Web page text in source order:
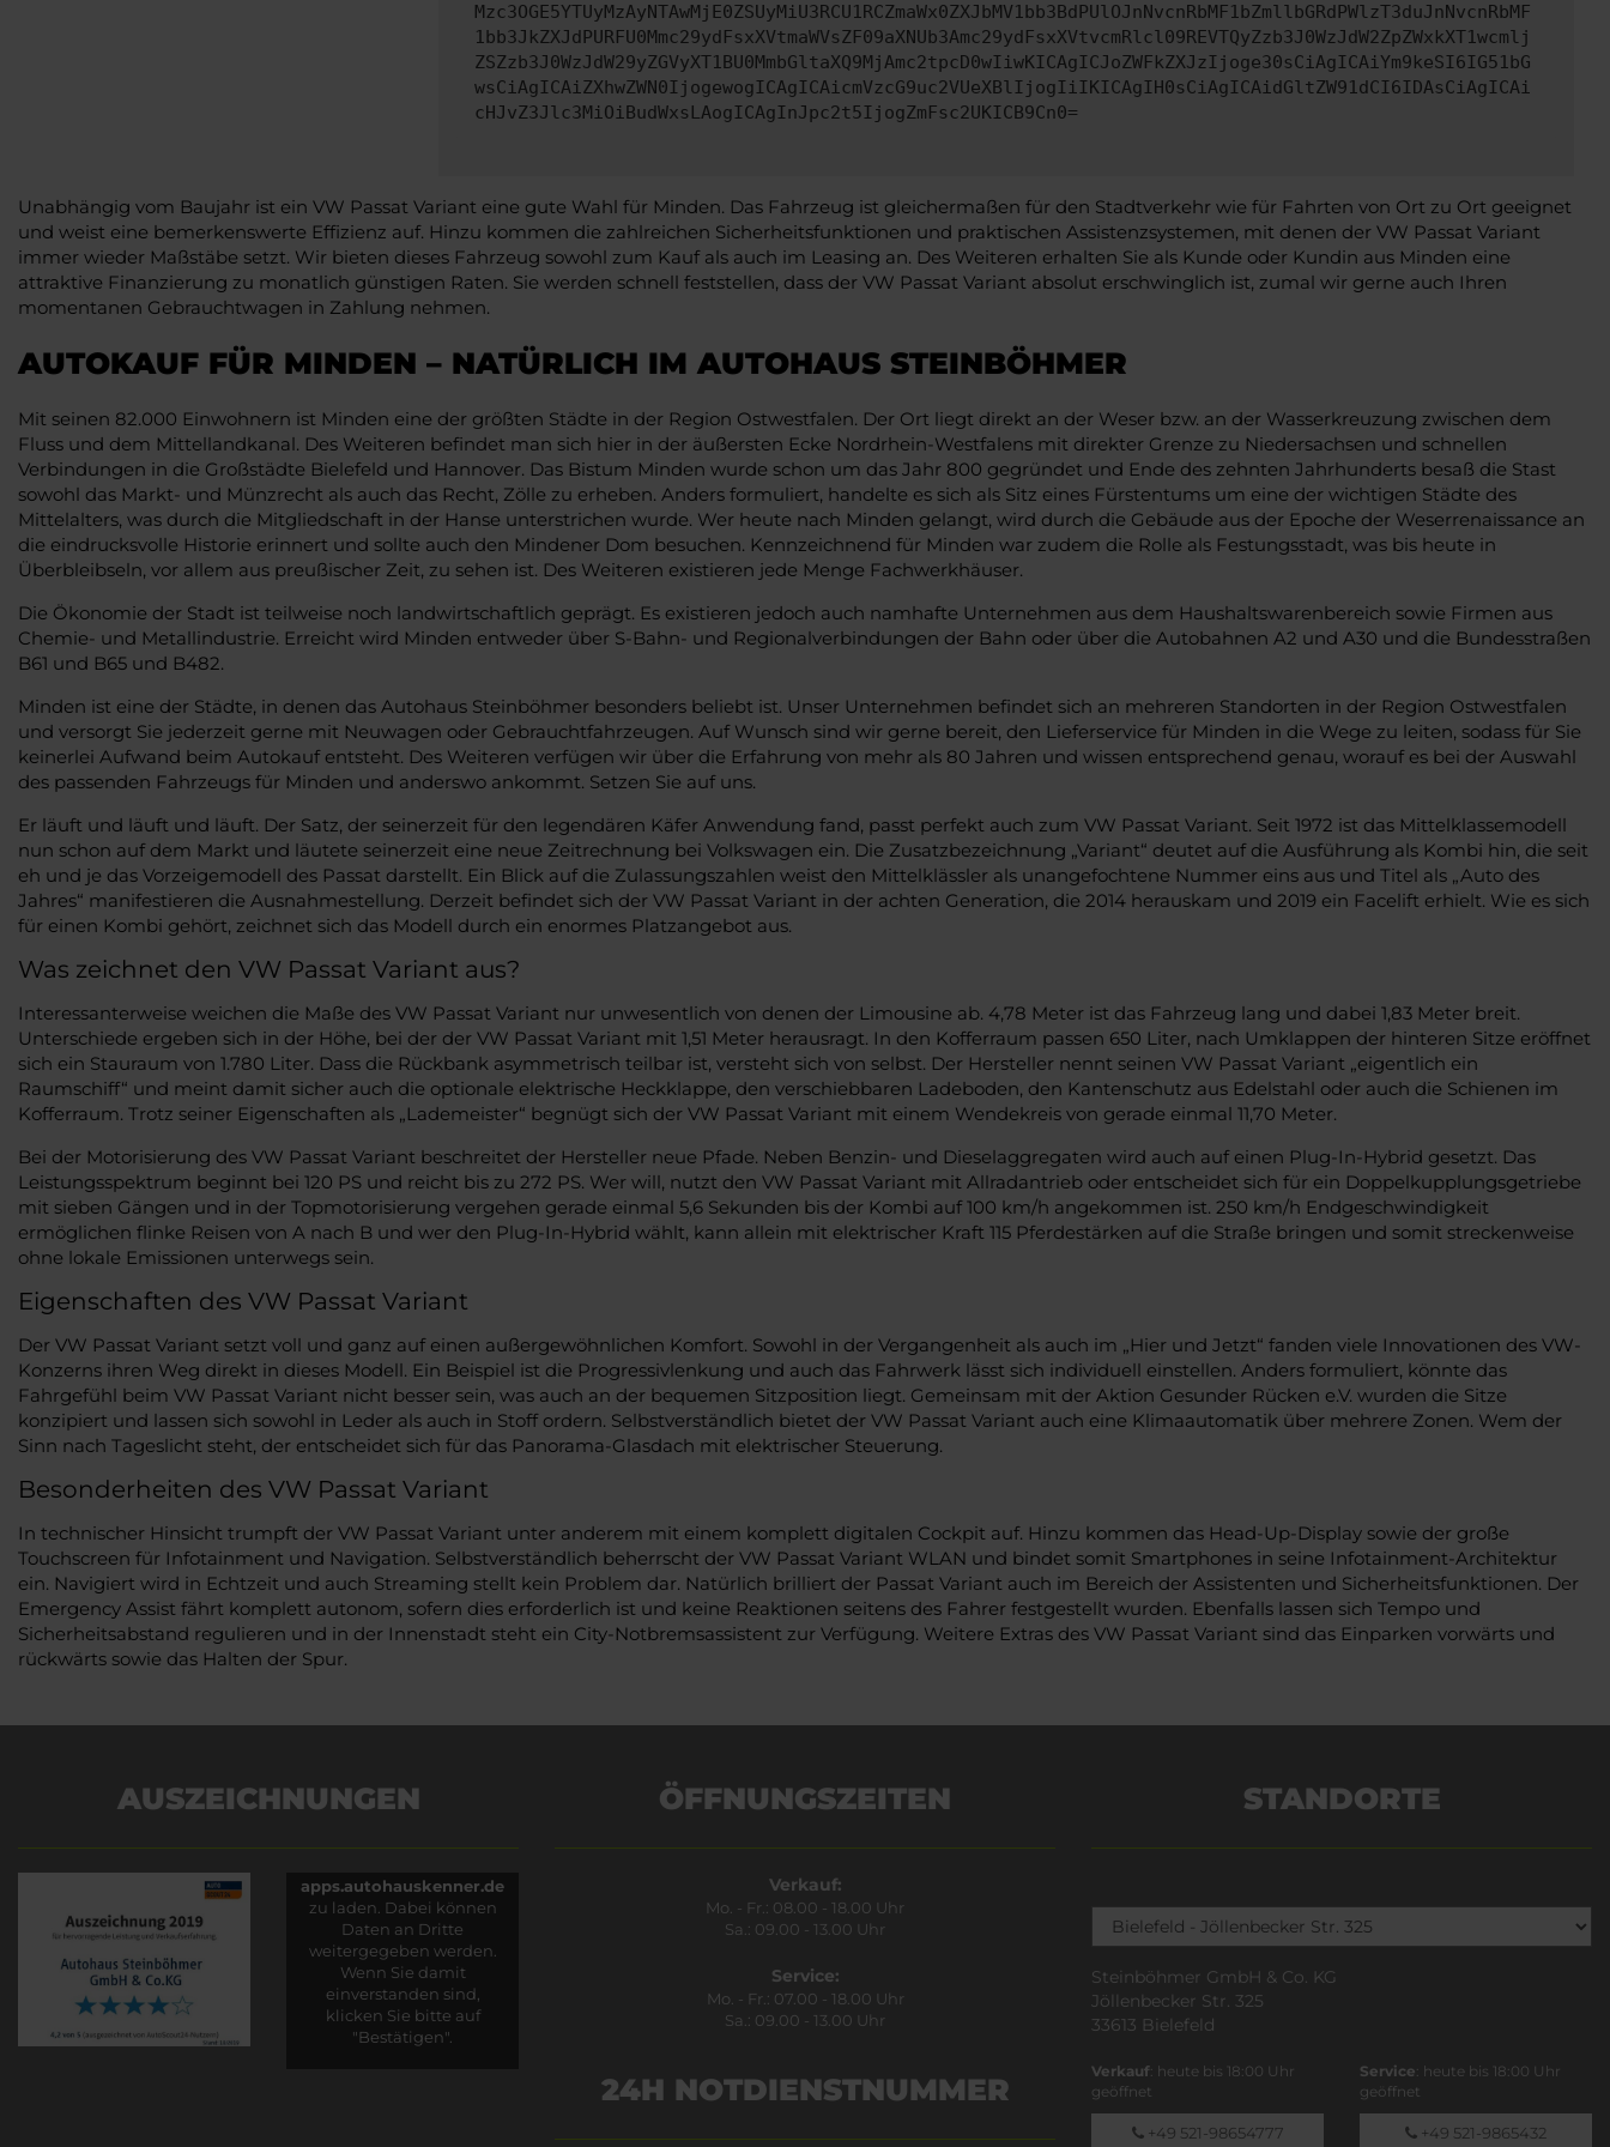
Mzc3OGE5YTUyMzAyNTAwMjE0ZSUyMiU3RCU1RCZmaWx0ZXJbMV1bb3BdPUlOJnNvcnRbMF1bZmllbGRdPWlzT3duJnNvcnRbMF
1bb3JkZXJdPURFU0Mmc29ydFsxXVtmaWVsZF09aXNUb3Amc29ydFsxXVtvcmRlcl09REVTQyZzb3J0WzJdW2ZpZWxkXT1wcmlj
ZSZzb3J0WzJdW29yZGVyXT1BU0MmbGltaXQ9MjAmc2tpcD0wIiwKICAgICJoZWFkZXJzIjoge30sCiAgICAiYm9keSI6IG51bG
wsCiAgICAiZXhwZWN0IjogewogICAgICAicmVzcG9uc2VUeXBlIjogIiIKICAgIH0sCiAgICAidGltZW91dCI6IDAsCiAgICAi
cHJvZ3Jlc3MiOiBudWxsLAogICAgInJpc2t5IjogZmFsc2UKICB9Cn0=
Unabhängig vom Baujahr ist ein VW Passat Variant eine gute Wahl für Minden. Das Fahrzeug ist gleichermaßen für den Stadtverkehr wie für Fahrten von Ort zu Ort geeignet
und weist eine bemerkenswerte Effizienz auf. Hinzu kommen die zahlreichen Sicherheitsfunktionen und praktischen Assistenzsystemen, mit denen der VW Passat Variant
immer wieder Maßstäbe setzt. Wir bieten dieses Fahrzeug sowohl zum Kauf als auch im Leasing an. Des Weiteren erhalten Sie als Kunde oder Kundin aus Minden eine
attraktive Finanzierung zu monatlich günstigen Raten. Sie werden schnell feststellen, dass der VW Passat Variant absolut erschwinglich ist, zumal wir gerne auch Ihren
momentanen Gebrauchtwagen in Zahlung nehmen.
AUTOKAUF FÜR MINDEN – NATÜRLICH IM AUTOHAUS STEINBÖHMER
Mit seinen 82.000 Einwohnern ist Minden eine der größten Städte in der Region Ostwestfalen. Der Ort liegt direkt an der Weser bzw. an der Wasserkreuzung zwischen dem
Fluss und dem Mittellandkanal. Des Weiteren befindet man sich hier in der äußersten Ecke Nordrhein-Westfalens mit direkter Grenze zu Niedersachsen und schnellen
Verbindungen in die Großstädte Bielefeld und Hannover. Das Bistum Minden wurde schon um das Jahr 800 gegründet und Ende des zehnten Jahrhunderts besaß die Stast
sowohl das Markt- und Münzrecht als auch das Recht, Zölle zu erheben. Anders formuliert, handelte es sich als Sitz eines Fürstentums um eine der wichtigen Städte des
Mittelalters, was durch die Mitgliedschaft in der Hanse unterstrichen wurde. Wer heute nach Minden gelangt, wird durch die Gebäude aus der Epoche der Weserrenaissance an
die eindrucksvolle Historie erinnert und sollte auch den Mindener Dom besuchen. Kennzeichnend für Minden war zudem die Rolle als Festungsstadt, was bis heute in
Überbleibseln, vor allem aus preußischer Zeit, zu sehen ist. Des Weiteren existieren jede Menge Fachwerkhäuser.
Die Ökonomie der Stadt ist teilweise noch landwirtschaftlich geprägt. Es existieren jedoch auch namhafte Unternehmen aus dem Haushaltswarenbereich sowie Firmen aus
Chemie- und Metallindustrie. Erreicht wird Minden entweder über S-Bahn- und Regionalverbindungen der Bahn oder über die Autobahnen A2 und A30 und die Bundesstraßen
B61 und B65 und B482.
Minden ist eine der Städte, in denen das Autohaus Steinböhmer besonders beliebt ist. Unser Unternehmen befindet sich an mehreren Standorten in der Region Ostwestfalen
und versorgt Sie jederzeit gerne mit Neuwagen oder Gebrauchtfahrzeugen. Auf Wunsch sind wir gerne bereit, den Lieferservice für Minden in die Wege zu leiten, sodass für Sie
keinerlei Aufwand beim Autokauf entsteht. Des Weiteren verfügen wir über die Erfahrung von mehr als 80 Jahren und wissen entsprechend genau, worauf es bei der Auswahl
des passenden Fahrzeugs für Minden und anderswo ankommt. Setzen Sie auf uns.
Er läuft und läuft und läuft. Der Satz, der seinerzeit für den legendären Käfer Anwendung fand, passt perfekt auch zum VW Passat Variant. Seit 1972 ist das Mittelklassemodell
nun schon auf dem Markt und läutete seinerzeit eine neue Zeitrechnung bei Volkswagen ein. Die Zusatzbezeichnung „Variant“ deutet auf die Ausführung als Kombi hin, die seit
eh und je das Vorzeigemodell des Passat darstellt. Ein Blick auf die Zulassungszahlen weist den Mittelklässler als unangefochtene Nummer eins aus und Titel als „Auto des
Jahres“ manifestieren die Ausnahmestellung. Derzeit befindet sich der VW Passat Variant in der achten Generation, die 2014 herauskam und 2019 ein Facelift erhielt. Wie es sich
für einen Kombi gehört, zeichnet sich das Modell durch ein enormes Platzangebot aus.
Was zeichnet den VW Passat Variant aus?
Interessanterweise weichen die Maße des VW Passat Variant nur unwesentlich von denen der Limousine ab. 4,78 Meter ist das Fahrzeug lang und dabei 1,83 Meter breit.
Unterschiede ergeben sich in der Höhe, bei der der VW Passat Variant mit 1,51 Meter herausragt. In den Kofferraum passen 650 Liter, nach Umklappen der hinteren Sitze eröffnet
sich ein Stauraum von 1.780 Liter. Dass die Rückbank asymmetrisch teilbar ist, versteht sich von selbst. Der Hersteller nennt seinen VW Passat Variant „eigentlich ein
Raumschiff“ und meint damit sicher auch die optionale elektrische Heckklappe, den verschiebbaren Ladeboden, den Kantenschutz aus Edelstahl oder auch die Schienen im
Kofferraum. Trotz seiner Eigenschaften als „Lademeister“ begnügt sich der VW Passat Variant mit einem Wendekreis von gerade einmal 11,70 Meter.
Bei der Motorisierung des VW Passat Variant beschreitet der Hersteller neue Pfade. Neben Benzin- und Dieselaggregaten wird auch auf einen Plug-In-Hybrid gesetzt. Das
Leistungsspektrum beginnt bei 120 PS und reicht bis zu 272 PS. Wer will, nutzt den VW Passat Variant mit Allradantrieb oder entscheidet sich für ein Doppelkupplungsgetriebe
mit sieben Gängen und in der Topmotorisierung vergehen gerade einmal 5,6 Sekunden bis der Kombi auf 100 km/h angekommen ist. 250 km/h Endgeschwindigkeit
ermöglichen flinke Reisen von A nach B und wer den Plug-In-Hybrid wählt, kann allein mit elektrischer Kraft 115 Pferdestärken auf die Straße bringen und somit streckenweise
ohne lokale Emissionen unterwegs sein.
Eigenschaften des VW Passat Variant
Der VW Passat Variant setzt voll und ganz auf einen außergewöhnlichen Komfort. Sowohl in der Vergangenheit als auch im „Hier und Jetzt“ fanden viele Innovationen des VW-
Konzerns ihren Weg direkt in dieses Modell. Ein Beispiel ist die Progressivlenkung und auch das Fahrwerk lässt sich individuell einstellen. Anders formuliert, könnte das
Fahrgefühl beim VW Passat Variant nicht besser sein, was auch an der bequemen Sitzposition liegt. Gemeinsam mit der Aktion Gesunder Rücken e.V. wurden die Sitze
konzipiert und lassen sich sowohl in Leder als auch in Stoff ordern. Selbstverständlich bietet der VW Passat Variant auch eine Klimaautomatik über mehrere Zonen. Wem der
Sinn nach Tageslicht steht, der entscheidet sich für das Panorama-Glasdach mit elektrischer Steuerung.
Besonderheiten des VW Passat Variant
In technischer Hinsicht trumpft der VW Passat Variant unter anderem mit einem komplett digitalen Cockpit auf. Hinzu kommen das Head-Up-Display sowie der große
Touchscreen für Infotainment und Navigation. Selbstverständlich beherrscht der VW Passat Variant WLAN und bindet somit Smartphones in seine Infotainment-Architektur
ein. Navigiert wird in Echtzeit und auch Streaming stellt kein Problem dar. Natürlich brilliert der Passat Variant auch im Bereich der Assistenten und Sicherheitsfunktionen. Der
Emergency Assist fährt komplett autonom, sofern dies erforderlich ist und keine Reaktionen seitens des Fahrer festgestellt wurden. Ebenfalls lassen sich Tempo und
Sicherheitsabstand regulieren und in der Innenstadt steht ein City-Notbremsassistent zur Verfügung. Weitere Extras des VW Passat Variant sind das Einparken vorwärts und
rückwärts sowie das Halten der Spur.
AUSZEICHNUNGEN
apps.autohauskenner.de
zu laden. Dabei können
Daten an Dritte
weitergegeben werden.
Wenn Sie damit
einverstanden sind,
klicken Sie bitte auf
"Bestätigen".
ÖFFNUNGSZEITEN
Verkauf:
Mo. - Fr.: 08.00 - 18.00 Uhr
Sa.: 09.00 - 13.00 Uhr
Service:
Mo. - Fr.: 07.00 - 18.00 Uhr
Sa.: 09.00 - 13.00 Uhr
24H NOTDIENSTNUMMER
STANDORTE
Steinböhmer GmbH & Co. KG
Jöllenbecker Str. 325
33613 Bielefeld
Verkauf: heute bis 18:00 Uhr
geöffnet
+49 521-98654777
Service: heute bis 18:00 Uhr
geöffnet
+49 521-9865432